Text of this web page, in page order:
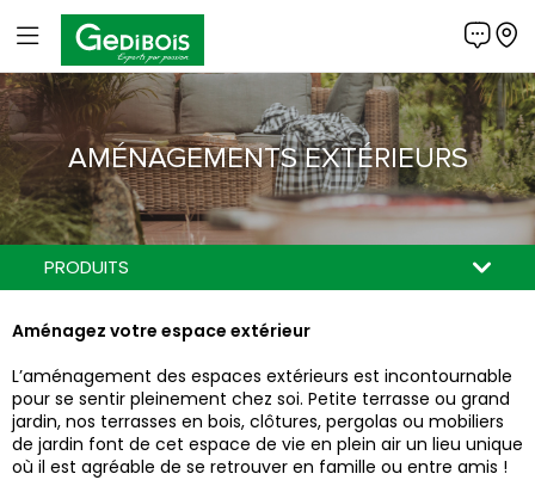
Panneau de gestion des cookies
Gedibois
AMÉNAGEMENTS EXTÉRIEURS
PRODUITS
Aménagez votre espace extérieur
L’aménagement des espaces extérieurs est incontournable
pour se sentir pleinement chez soi. Petite terrasse ou grand
jardin, nos terrasses en bois, clôtures, pergolas ou mobiliers
de jardin font de cet espace de vie en plein air un lieu unique
où il est agréable de se retrouver en famille ou entre amis !